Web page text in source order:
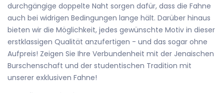
durchgängige doppelte Naht sorgen dafür, dass die Fahne
auch bei widrigen Bedingungen lange hält. Darüber hinaus
bieten wir die Möglichkeit, jedes gewünschte Motiv in dieser
erstklassigen Qualität anzufertigen - und das sogar ohne
Aufpreis! Zeigen Sie Ihre Verbundenheit mit der Jenaischen
Burschenschaft und der studentischen Tradition mit
unserer exklusiven Fahne!